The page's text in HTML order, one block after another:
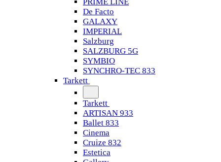
De Facto
GALAXY
IMPERIAL
Salzburg
SALZBURG 5G
SYMBIO
SYNCHRO-TEC 833
Tarkett
Tarkett
ARTISAN 933
Ballet 833
Cinema
Cruize 832
Estetica